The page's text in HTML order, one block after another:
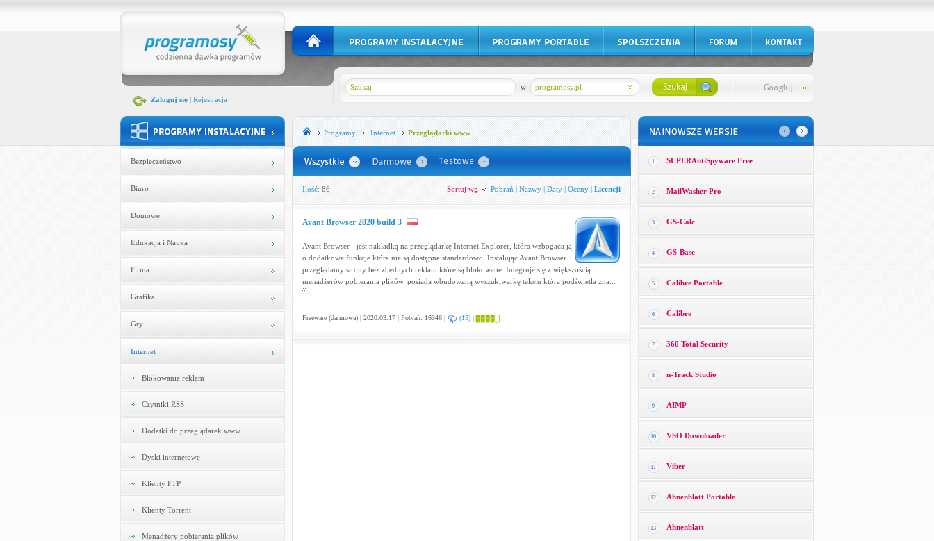
Zaloguj się| Rejestracja
programosy.pl
w
Bezpieczeństwo
Biuro
Domowe
Edukacja i Nauka
Firma
Grafika
Gry
Internet
Blokowanie reklam
Czytniki RSS
Dodatki do przeglądarek www
Dyski internetowe
Klienty FTP
Klienty Torrent
Menadżery pobierania plików
Programy Internet Przeglądarki www
Ilość: 86 Sortuj wg Pobrań | Nazwy| Daty| Oceny| Licencji
Avant Browser 2020 build 3
Avant Browser - jest nakładką na przeglądarkę Internet Explorer, która wzbogaca ją
o dodatkowe funkcje które nie są dostępne standardowo. Instalując Avant Browser
przeglądamy strony bez zbędnych reklam które są blokowane. Integruje się z większością
menadżerów pobierania plików, posiada wbudowaną wyszukiwarkę tekstu która podświetla zna...
Freeware (darmowa) | 2020.03.17 | Pobrań: 16346 | (15)|
1 SUPERAntiSpyware Free
2 MailWasher Pro
3 GS-Calc
4 GS-Base
5 Calibre Portable
6 Calibre
7 360 Total Security
8 n-Track Studio
9 AIMP
10 VSO Downloader
11 Viber
12 Ahnenblatt Portable
13 Ahnenblatt